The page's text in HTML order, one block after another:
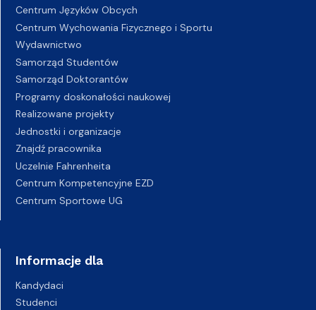
Centrum Języków Obcych
Centrum Wychowania Fizycznego i Sportu
Wydawnictwo
Samorząd Studentów
Samorząd Doktorantów
Programy doskonałości naukowej
Realizowane projekty
Jednostki i organizacje
Znajdź pracownika
Uczelnie Fahrenheita
Centrum Kompetencyjne EZD
Centrum Sportowe UG
Informacje dla
Kandydaci
Studenci